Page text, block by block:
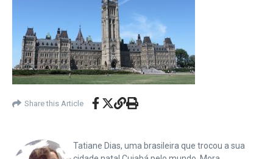
Share this Article
Tatiane Dias, uma brasileira que trocou a sua